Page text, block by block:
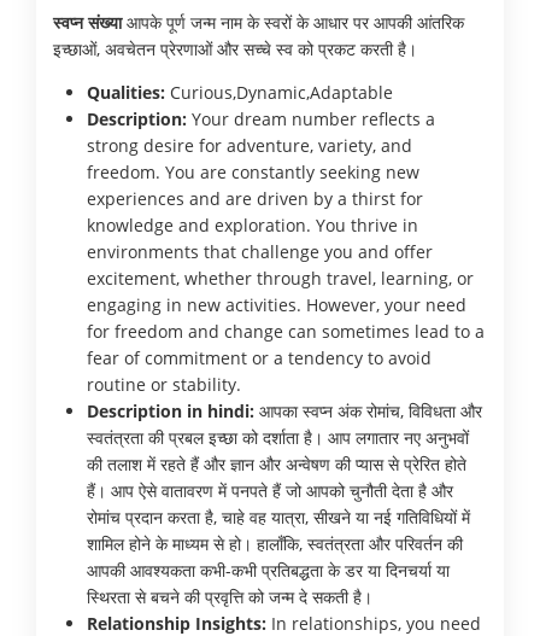
स्वप्न संख्याआपके पूर्ण जन्म नाम के स्वरों के आधार पर आपकी आंतरिक
इच्छाओं, अवचेतन प्रेरणाओं और सच्चे स्व को प्रकट करती है।
Qualities: Curious,Dynamic,Adaptable
Description: Your dream number reflects a
strong desire for adventure, variety, and
freedom. You are constantly seeking new
experiences and are driven by a thirst for
knowledge and exploration. You thrive in
environments that challenge you and offer
excitement, whether through travel, learning, or
engaging in new activities. However, your need
for freedom and change can sometimes lead to a
fear of commitment or a tendency to avoid
routine or stability.
Description in hindi: आपका स्वप्न अंक रोमांच, विविधता और
स्वतंत्रता की प्रबल इच्छा को दर्शाता है। आप लगातार नए अनुभवों
की तलाश में रहते हैं और ज्ञान और अन्वेषण की प्यास से प्रेरित होते
हैं। आप ऐसे वातावरण में पनपते हैं जो आपको चुनौती देता है और
रोमांच प्रदान करता है, चाहे वह यात्रा, सीखने या नई गतिविधियों में
शामिल होने के माध्यम से हो। हालाँकि, स्वतंत्रता और परिवर्तन की
आपकी आवश्यकता कभी-कभी प्रतिबद्धता के डर या दिनचर्या या
स्थिरता से बचने की प्रवृत्ति को जन्म दे सकती है।
Relationship Insights: In relationships, you need